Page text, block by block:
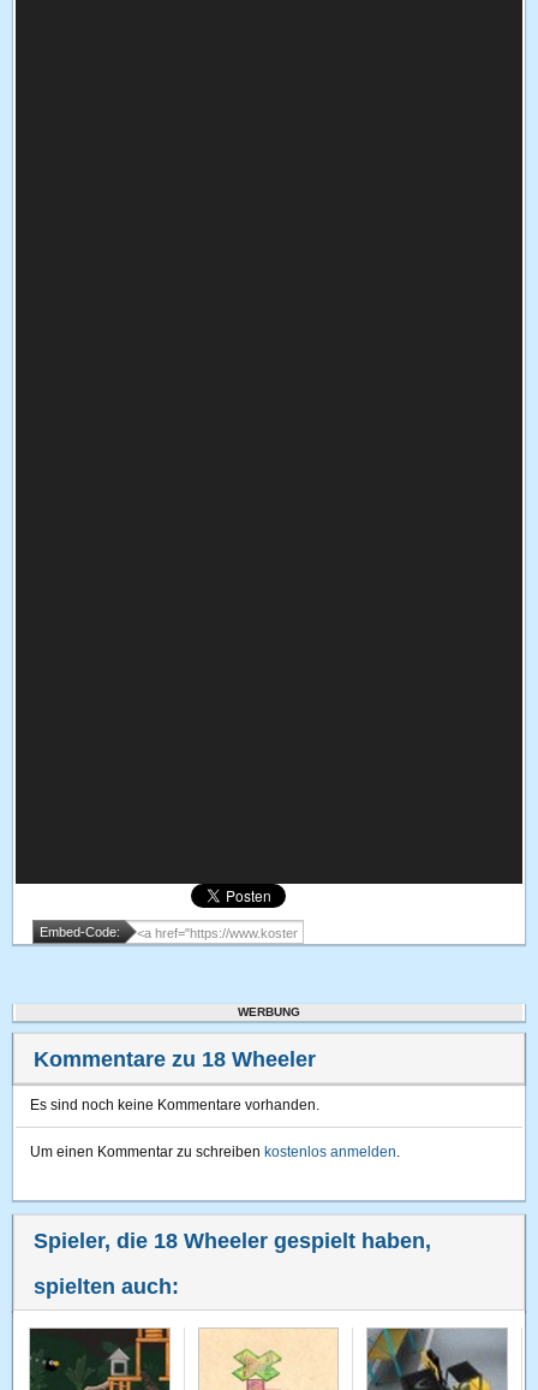
Embed-Code:
WERBUNG
Kommentare zu 18 Wheeler
Es sind noch keine Kommentare vorhanden.
Um einen Kommentar zu schreiben kostenlos anmelden.
Spieler, die 18 Wheeler gespielt haben,
spielten auch: